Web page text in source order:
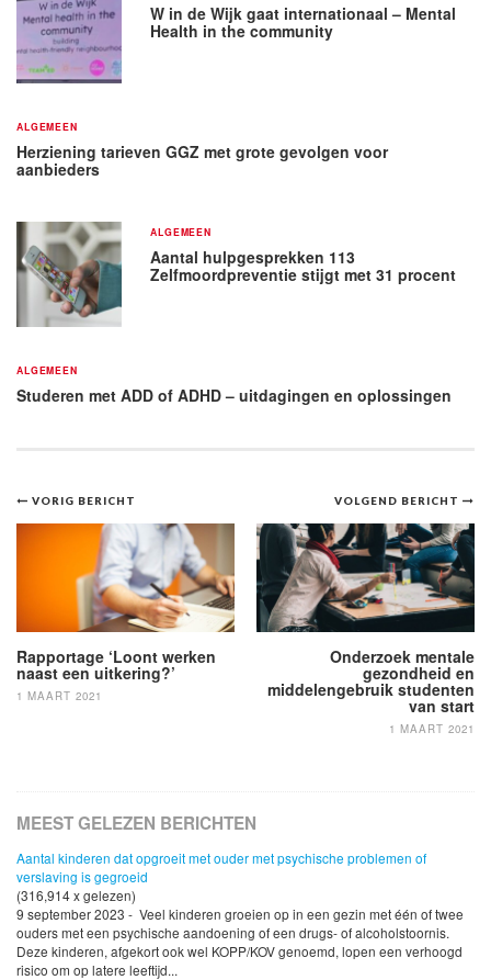
W in de Wijk gaat internationaal – Mental
Health in the community
ALGEMEEN
Herziening tarieven GGZ met grote gevolgen voor
aanbieders
ALGEMEEN
Aantal hulpgesprekken 113
Zelfmoordpreventie stijgt met 31 procent
ALGEMEEN
Studeren met ADD of ADHD – uitdagingen en oplossingen
Bericht
navigatie
VOLGEND BERICHT
Onderzoek mentale
gezondheid en
middelengebruik studenten
van start
1 MAART 2021
VORIG BERICHT
Rapportage ‘Loont werken
naast een uitkering?’
1 MAART 2021
MEEST GELEZEN BERICHTEN
Aantal kinderen dat opgroeit met ouder met psychische problemen of
verslaving is gegroeid
(316,914 x gelezen)
9 september 2023 - Veel kinderen groeien op in een gezin met één of twee
ouders met een psychische aandoening of een drugs- of alcoholstoornis.
Deze kinderen, afgekort ook wel KOPP/KOV genoemd, lopen een verhoogd
risico om op latere leeftijd...